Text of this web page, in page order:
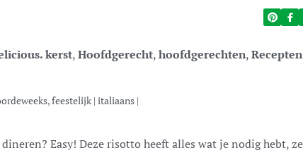
kerst,Hoofdgerecht,hoofdgerechten,Recepten
feestelijk | italiaans |